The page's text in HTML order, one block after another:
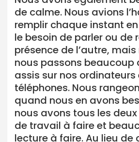
de calme. Nous avions
remplir chaque instant
le besoin de parler ou de
présence de l’autre,
nous passons beaucoup
assis sur nos ordinateurs
téléphones. Nous
quand nous en avons
nous avons tous les
de travail à faire et
lecture à faire. Au lieu de